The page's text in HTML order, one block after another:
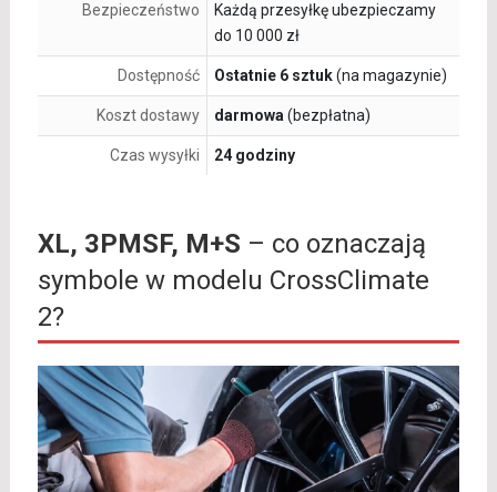
Bezpieczeństwo
Każdą przesyłkę ubezpieczamy
do 10 000 zł
Dostępność Ostatnie 6 sztuk(na magazynie)
Koszt dostawy darmowa (bezpłatna)
Czas wysyłki 24 godziny
XL, 3PMSF, M+S – co oznaczają
symbole w modelu CrossClimate
2?